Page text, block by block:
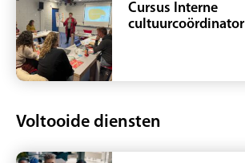
Cursus Interne
cultuurcoördinator
Voltooide diensten